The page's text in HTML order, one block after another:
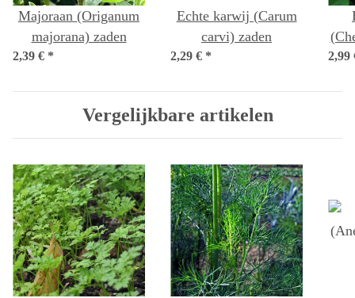
Majoraan (Origanum
majorana) zaden
2,39 € *
Echte karwij (Carum
carvi) zaden
2,29 € * 2,99
Vergelijkbare artikelen